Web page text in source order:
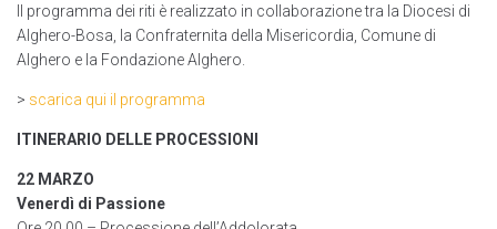
Il programma dei riti è realizzato in collaborazione tra la Diocesi di
Alghero-Bosa, la Confraternita della Misericordia, Comune di
Alghero e la Fondazione Alghero.
> scarica qui il programma
ITINERARIO DELLE PROCESSIONI
22 MARZO
Venerdì di Passione